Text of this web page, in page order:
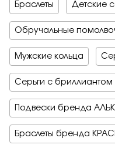
Браслеты Детские
Обручальные
Мужские кольца
Серьги с бриллиантом
Подвески бренда
Браслеты бренда